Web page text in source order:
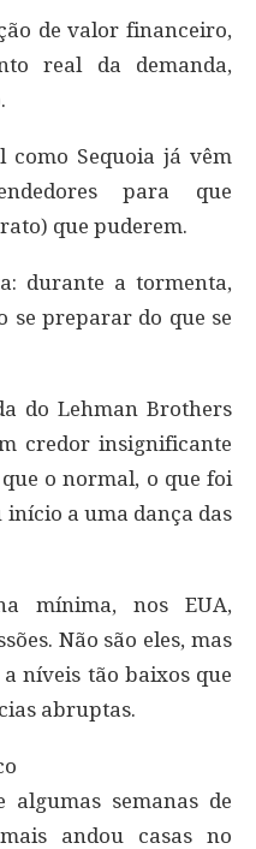
de valor financeiro,
real da demanda,
como Sequoia já vêm
para que
que puderem.
durante a tormenta,
se preparar do que se
do Lehman Brothers
credor insignificante
o normal, o que foi
início a uma dança das
mínima, nos EUA,
Não são eles, mas
níveis tão baixos que
abruptas.
algumas semanas de
andou casas no